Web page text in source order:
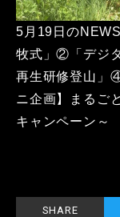
5月19日の
牧式」②「デジ
再生研修登山」
ニ企画】まるご
キャンペーン～
SHARE